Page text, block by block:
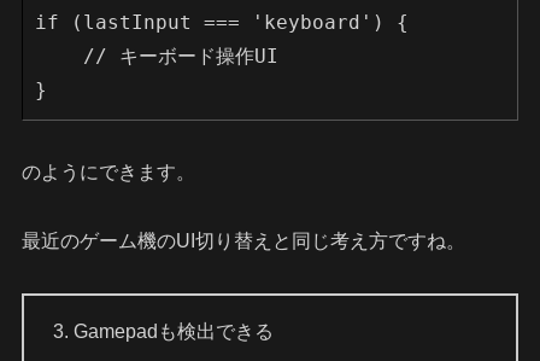
if (lastInput === 'keyboard') {
    // キーボード操作UI
}
のようにできます。
最近のゲーム機のUI切り替えと同じ考え方ですね。
3. Gamepadも検出できる